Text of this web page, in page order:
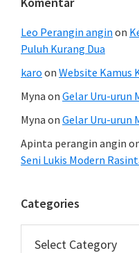
Leo Perangin angin on
Puluh Kurang Dua
karo on Website Kamus
Myna on Gelar Uru-urun
Myna on Gelar Uru-urun
Apinta perangin angin
Seni Lukis Modern
Categories